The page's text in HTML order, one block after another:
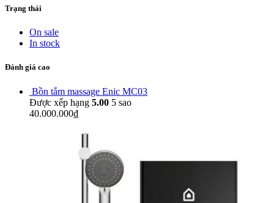
Trạng thái
On sale
In stock
Đánh giá cao
Bồn tắm massage Enic MC03
Được xếp hạng 5.00 5 sao
40.000.000₫